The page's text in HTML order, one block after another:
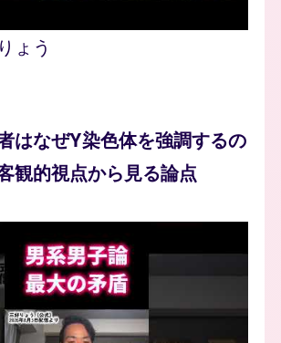
ょう
はなぜY染色体を強調するの
観的視点から見る論点